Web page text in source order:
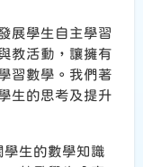
展學生自主學習
教活動，讓擁有
習數學。我們著
生的思考及提升
生的數學知識